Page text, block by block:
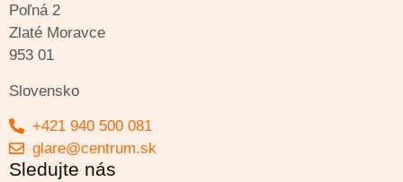
Poľná 2
Zlaté Moravce
953 01
Slovensko
+421 940 500 081
glare@centrum.sk
Sledujte nás